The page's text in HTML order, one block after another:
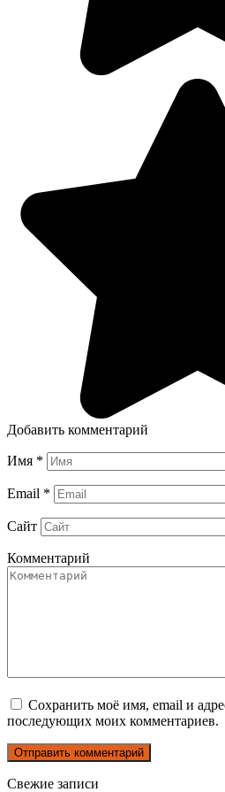
Добавить комментарий
Имя *
Email *
Сайт
Комментарий
Сохранить моё имя, email и
последующих моих комментариев.
Свежие записи